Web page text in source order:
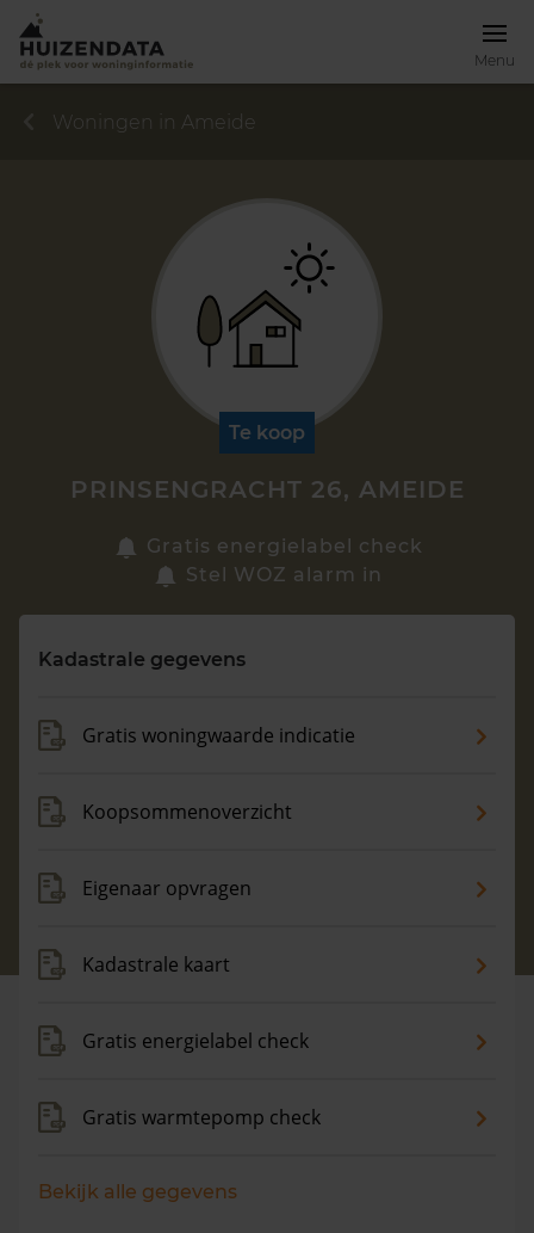
Menu
Zoek een woning
Maandag t/m vrijdag - 08:00 -18:00
Woningen in Ameide
Te koop
PRINSENGRACHT 26, AMEIDE
Gratis energielabel check
Stel WOZ alarm in
Kadastrale gegevens
Gratis woningwaarde indicatie
Koopsommenoverzicht
Eigenaar opvragen
Kadastrale kaart
Gratis energielabel check
Gratis warmtepomp check
Bekijk alle gegevens